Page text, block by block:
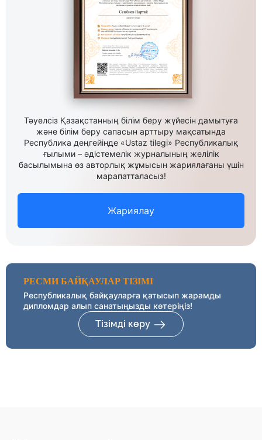
Тәуелсіз Қазақстанның білім беру жүйесін дамытуға
және білім беру сапасын арттыру мақсатында
Республика деңгейінде «Ustaz tilegi» Республикалық
ғылыми – әдістемелік журналының желілік
басылымына өз авторлық жұмысын жариялағаны үшін
марапатталасыз!
Жариялау
РЕСМИ БАЙҚАУЛАР ТІЗІМІ
Республикалық байқауларға қатысып жарамды
дипломдар алып санатыңызды көтеріңіз!
Тізімді көру